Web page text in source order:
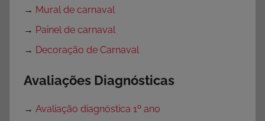
→ Mural de carnaval
→ Painel de carnaval
→ Decoração de Carnaval
Avaliações Diagnósticas
→ Avaliação diagnóstica 1º ano